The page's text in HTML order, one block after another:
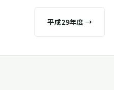
平成29年度 →